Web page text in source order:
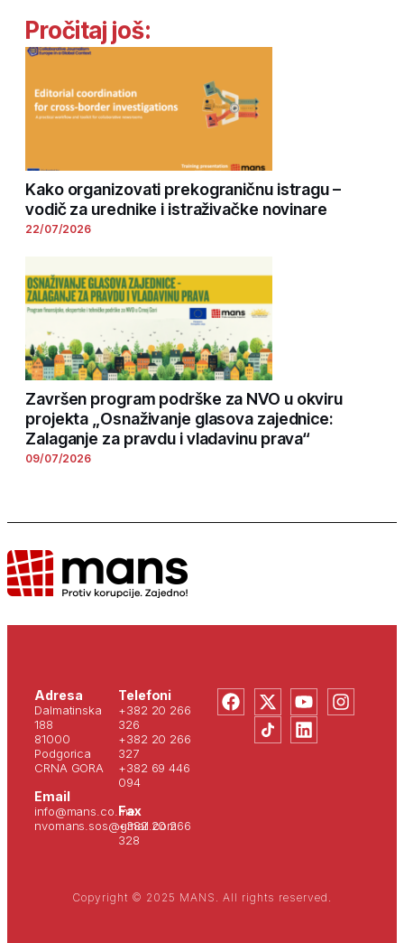
Pročitaj još:
Kako organizovati prekograničnu istragu –
vodič za urednike i istraživačke novinare
22/07/2026
Završen program podrške za NVO u okviru
projekta „Osnaživanje glasova zajednice:
Zalaganje za pravdu i vladavinu prava“
09/07/2026
Adresa
Dalmatinska
188
81000
Podgorica
CRNA GORA
Email
info@mans.co.me
nvomans.sos@gmail.com
Telefoni
+382 20 266
326
+382 20 266
327
+382 69 446
094
Fax
+382 20 266
328
Copyright © 2025 MANS. All rights reserved.